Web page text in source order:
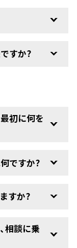
すか?
初に何を
ですか?
すか?
相談に乗